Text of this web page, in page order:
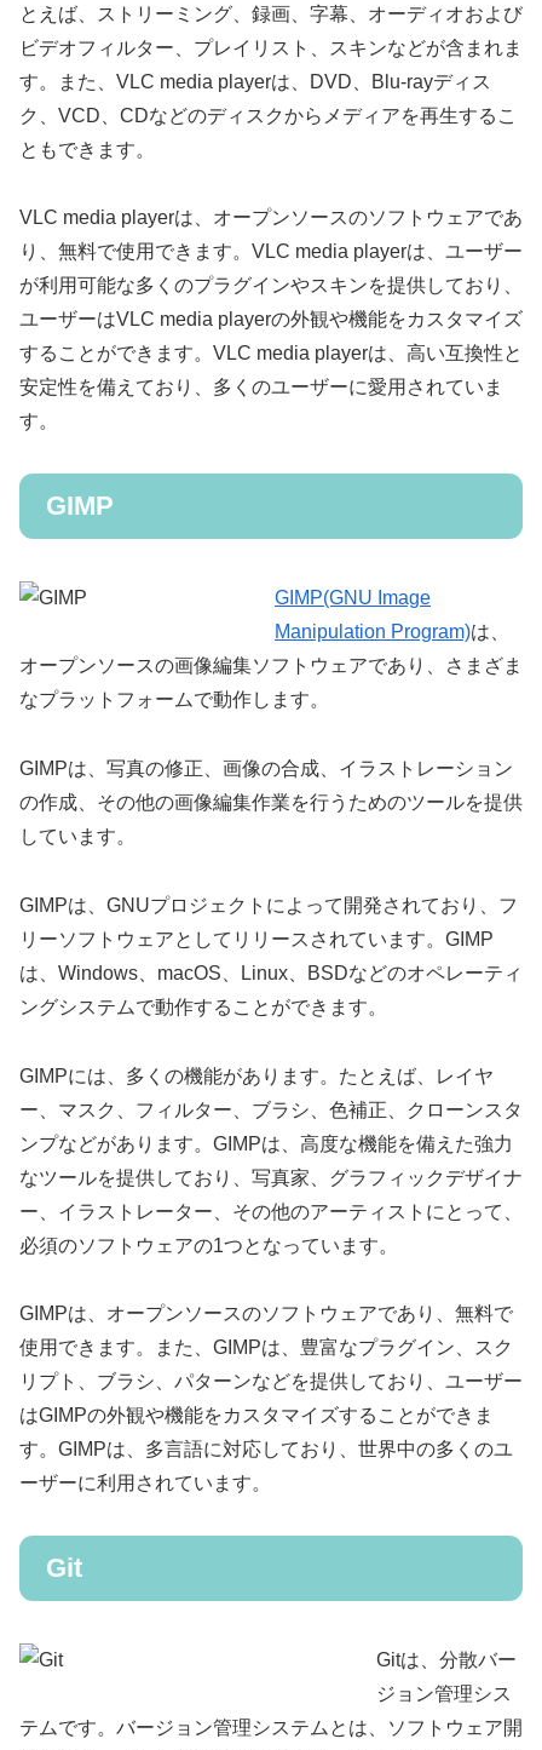
とえば、ストリーミング、録画、字幕、オーディオおよび
ビデオフィルター、プレイリスト、スキンなどが含まれま
す。また、VLC media playerは、DVD、Blu-rayディス
ク、VCD、CDなどのディスクからメディアを再生するこ
ともできます。
VLC media playerは、オープンソースのソフトウェアであ
り、無料で使用できます。VLC media playerは、ユーザー
が利用可能な多くのプラグインやスキンを提供しており、
ユーザーはVLC media playerの外観や機能をカスタマイズ
することができます。VLC media playerは、高い互換性と
安定性を備えており、多くのユーザーに愛用されていま
す。
GIMP
GIMP(GNU Image
Manipulation Program)は、
オープンソースの画像編集ソフトウェアであり、さまざま
なプラットフォームで動作します。
GIMPは、写真の修正、画像の合成、イラストレーション
の作成、その他の画像編集作業を行うためのツールを提供
しています。
GIMPは、GNUプロジェクトによって開発されており、フ
リーソフトウェアとしてリリースされています。GIMP
は、Windows、macOS、Linux、BSDなどのオペレーティ
ングシステムで動作することができます。
GIMPには、多くの機能があります。たとえば、レイヤ
ー、マスク、フィルター、ブラシ、色補正、クローンスタ
ンプなどがあります。GIMPは、高度な機能を備えた強力
なツールを提供しており、写真家、グラフィックデザイナ
ー、イラストレーター、その他のアーティストにとって、
必須のソフトウェアの1つとなっています。
GIMPは、オープンソースのソフトウェアであり、無料で
使用できます。また、GIMPは、豊富なプラグイン、スク
リプト、ブラシ、パターンなどを提供しており、ユーザー
はGIMPの外観や機能をカスタマイズすることができま
す。GIMPは、多言語に対応しており、世界中の多くのユ
ーザーに利用されています。
Git
Gitは、分散バー
ジョン管理シス
テムです。バージョン管理システムとは、ソフトウェア開